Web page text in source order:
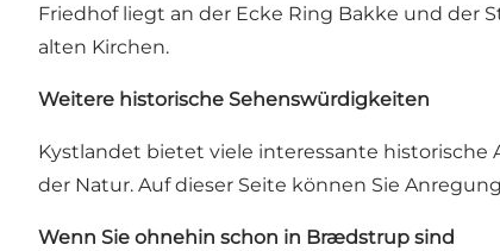
Friedhof liegt an der Ecke Ring Bakke und der
alten Kirchen.
Weitere historische Sehenswürdigkeiten
Kystlandet bietet viele interessante
der Natur. Auf dieser Seite können Sie
Wenn Sie ohnehin schon in Brædstrup sind